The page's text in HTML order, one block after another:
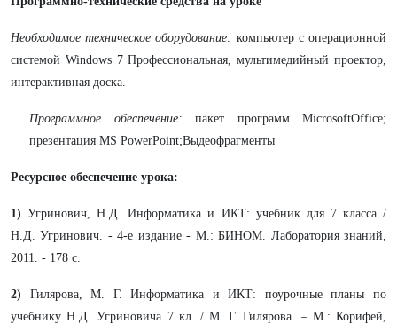
Необходимое техническое оборудование: компьютер с операционной
системой Windows 7 Профессиональная, мультимедийный проектор,
интерактивная доска.
Программное обеспечение:пакет программ MicrosoftOffice;
презентация MS PowerPoint;Выдеофрагменты
Ресурсное обеспечение урока:
1)Угринович, Н.Д. Информатика и ИКТ: учебник для 7 класса /
Н.Д. Угринович. - 4-е издание - М.: БИНОМ. Лаборатория знаний,
2011. - 178 с.
2) Гилярова, М. Г. Информатика и ИКТ: поурочные планы по
учебнику Н.Д. Угриновича 7 кл. / М. Г. Гилярова. – М.: Корифей,